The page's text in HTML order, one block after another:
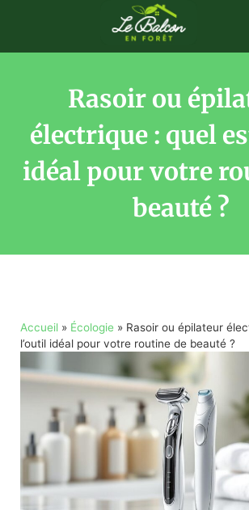
Rasoir ou
électrique : quel
idéal pour votre
beauté ?
Accueil » Écologie » Rasoir ou épilateur
l’outil idéal pour votre routine de beauté ?